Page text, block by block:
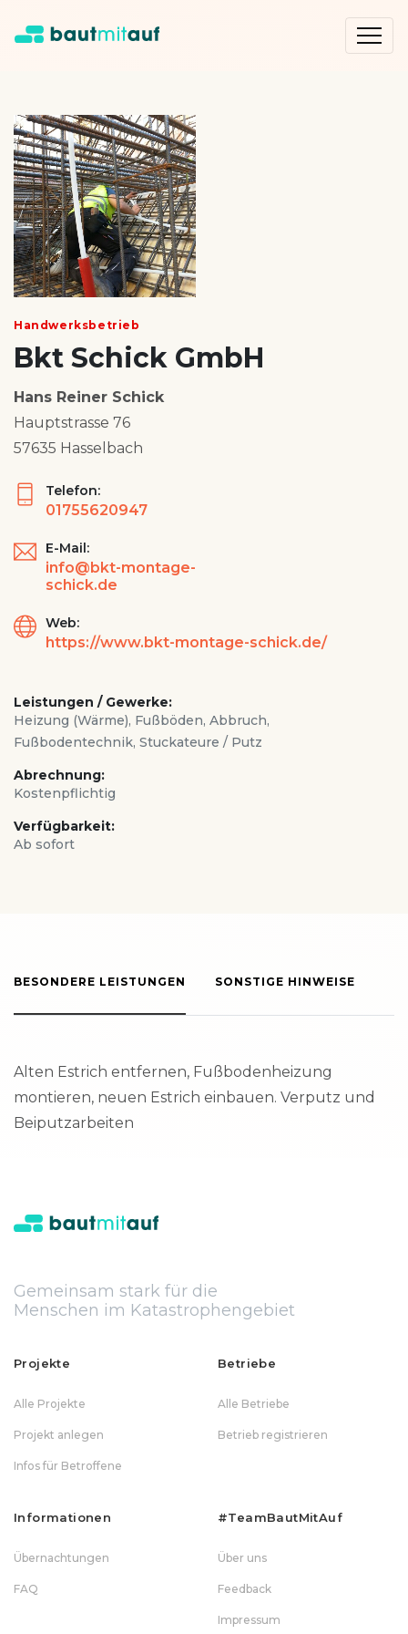
Handwerksbetrieb
Bkt Schick GmbH
Hans Reiner Schick
Hauptstrasse 76
57635 Hasselbach
Telefon:
01755620947
E-Mail:
info@bkt-montage-
schick.de
Web:
https://www.bkt-montage-schick.de/
Leistungen / Gewerke:
Heizung (Wärme), Fußböden, Abbruch,
Fußbodentechnik, Stuckateure / Putz
Abrechnung:
Kostenpflichtig
Verfügbarkeit:
Ab sofort
BESONDERE LEISTUNGEN SONSTIGE HINWEISE
Alten Estrich entfernen, Fußbodenheizung
montieren, neuen Estrich einbauen. Verputz und
Beiputzarbeiten
Gemeinsam stark für die
Menschen im Katastrophengebiet
Projekte
Alle Projekte
Projekt anlegen
Infos für Betroffene
Betriebe
Alle Betriebe
Betrieb registrieren
Informationen
Übernachtungen
FAQ
#teamBautMitAuf
Über uns
Feedback
Impressum